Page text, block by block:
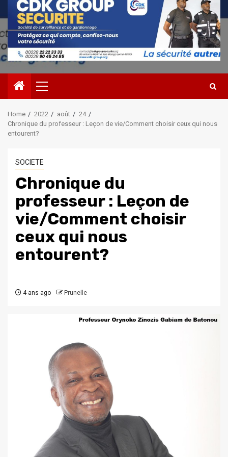
Primary
Menu
Home 2022 août
24
Chronique du professeur : Leçon de vie/Comment choisir ceux qui nous
entourent?
SOCIETE
Chronique du
professeur : Leçon de
vie/Comment choisir
ceux qui nous
entourent?
4 ans ago Prunelle